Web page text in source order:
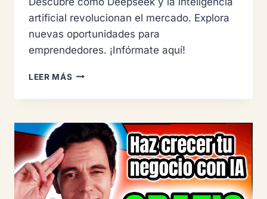
artificial revolucionan el mercado. Explora
nuevas oportunidades para
emprendedores. ¡Infórmate aquí!
LEER MÁSDEEPSEEK:
NUEVA
DE
LA
INTELIGENCIA
ARTIFICIAL